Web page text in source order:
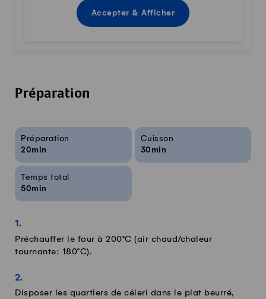
Accepter & Afficher
Préparation
Infos sur la recette
Préparation
20min
Cuisson
30min
Temps total
50min
Préchauffer le four à 200°C (air chaud/chaleur
tournante: 180°C).
Disposer les quartiers de céleri dans le plat beurré,